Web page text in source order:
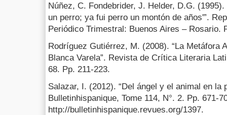
Núñez, C. Fondebrider, J. Helder, D.G.
un perro; ya fui perro un montón de años'”.
Periódico Trimestral: Buenos Aires – Rosario.
Rodríguez Gutiérrez, M. (2008). “La Metáfora
Blanca Varela”. Revista de Crítica Literaria
68. Pp. 211-223.
Salazar, I. (2012). “Del ángel y el animal en la
Bulletinhispanique, Tome 114, N°. 2. Pp. 671-
http://bulletinhispanique.revues.org/1397.